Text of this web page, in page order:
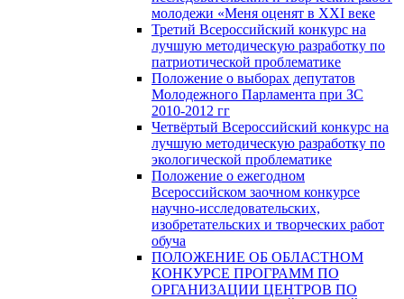
молодежи «Меня оценят в ХХI веке
Третий Всероссийский конкурс на
лучшую методическую разработку по
патриотической проблематике
Положение о выборах депутатов
Молодежного Парламента при ЗС
2010-2012 гг
Четвёртый Всероссийский конкурс на
лучшую методическую разработку по
экологической проблематике
Положение о ежегодном
Всероссийском заочном конкурсе
научно-исследовательских,
изобретательских и творческих работ
обуча
ПОЛОЖЕНИЕ ОБ ОБЛАСТНОМ
КОНКУРСЕ ПРОГРАММ ПО
ОРГАНИЗАЦИИ ЦЕНТРОВ ПО